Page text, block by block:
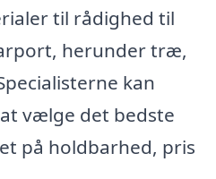
til rådighed til
herunder træ,
kan
vælge det bedste
på holdbarhed, pris